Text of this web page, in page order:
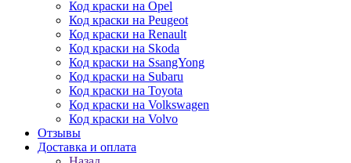
Код краски на Opel
Код краски на Peugeot
Код краски на Renault
Код краски на Skoda
Код краски на SsangYong
Код краски на Subaru
Код краски на Toyota
Код краски на Volkswagen
Код краски на Volvo
Отзывы
Доставка и оплата